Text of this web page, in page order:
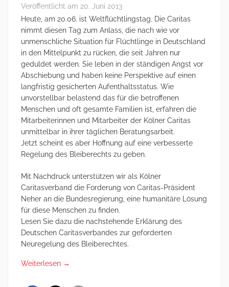
Veröffentlicht am 20. Juni 2013
Heute, am 20.06. ist Weltflüchtlingstag. Die Caritas
nimmt diesen Tag zum Anlass, die nach wie vor
unmenschliche Situation für Flüchtlinge in Deutschland
in den Mittelpunkt zu rücken, die seit Jahren nur
geduldet werden. Sie leben in der ständigen Angst vor
Abschiebung und haben keine Perspektive auf einen
langfristig gesicherten Aufenthaltsstatus. Wie
unvorstellbar belastend das für die betroffenen
Menschen und oft gesamte Familien ist, erfahren die
Mitarbeiterinnen und Mitarbeiter der Kölner Caritas
unmittelbar in ihrer täglichen Beratungsarbeit.
Jetzt scheint es aber Hoffnung auf eine verbesserte
Regelung des Bleiberechts zu geben.
Mit Nachdruck unterstützen wir als Kölner
Caritasverband die Forderung von Caritas-Präsident
Neher an die Bundesregierung, eine humanitäre Lösung
für diese Menschen zu finden.
Lesen Sie dazu die nachstehende Erklärung des
Deutschen Caritasverbandes zur geforderten
Neuregelung des Bleiberechtes.
Weiterlesen →